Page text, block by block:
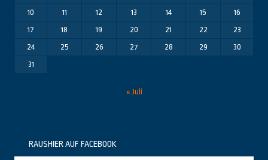
10
11 12 13 14 15
16
17
18 19 20 21 22
23
24
25 26 27 28 29
30
31
« Juli
RAUSHIER AUF FACEBOOK